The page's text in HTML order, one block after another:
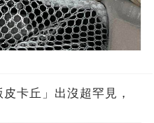
卡丘」出沒超罕見，